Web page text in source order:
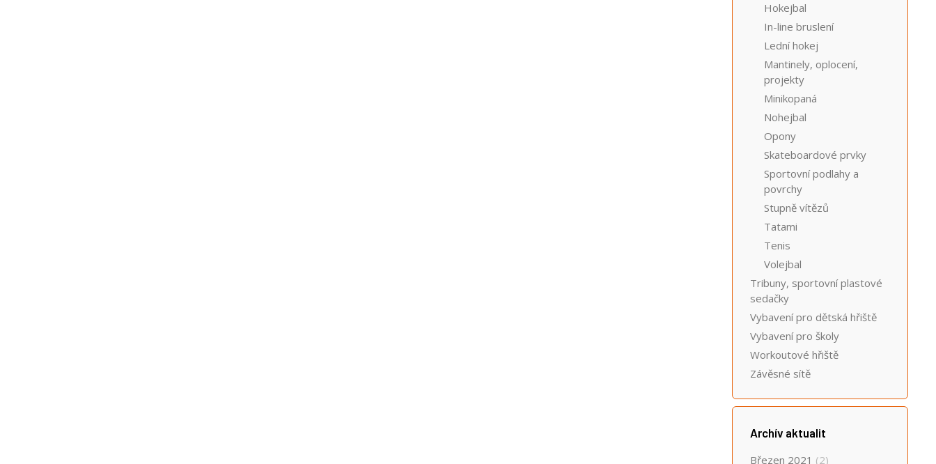
Hokejbal
In-line bruslení
Lední hokej
Mantinely, oplocení,
projekty
Minikopaná
Nohejbal
Opony
Skateboardové prvky
Sportovní podlahy a
povrchy
Stupně vítězů
Tatami
Tenis
Volejbal
Tribuny, sportovní plastové
sedačky
Vybavení pro dětská hřiště
Vybavení pro školy
Workoutové hřiště
Závěsné sítě
Archív aktualit
Březen 2021 (2)